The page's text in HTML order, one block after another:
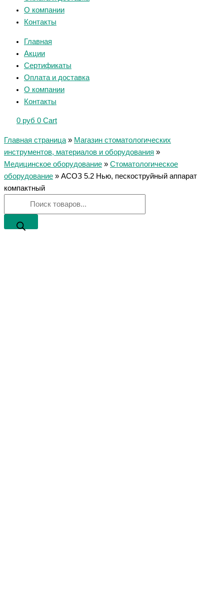
О компании
Контакты
Главная
Акции
Сертификаты
Оплата и доставка
О компании
Контакты
0 руб 0 Cart
Главная страница » Магазин стоматологических
инструментов, материалов и оборудования »
Медицинское оборудование » Стоматологическое
оборудование » АСОЗ 5.2 Нью, пескоструйный аппарат
компактный